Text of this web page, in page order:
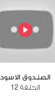
الصندوق الاسود
الحلقة 12